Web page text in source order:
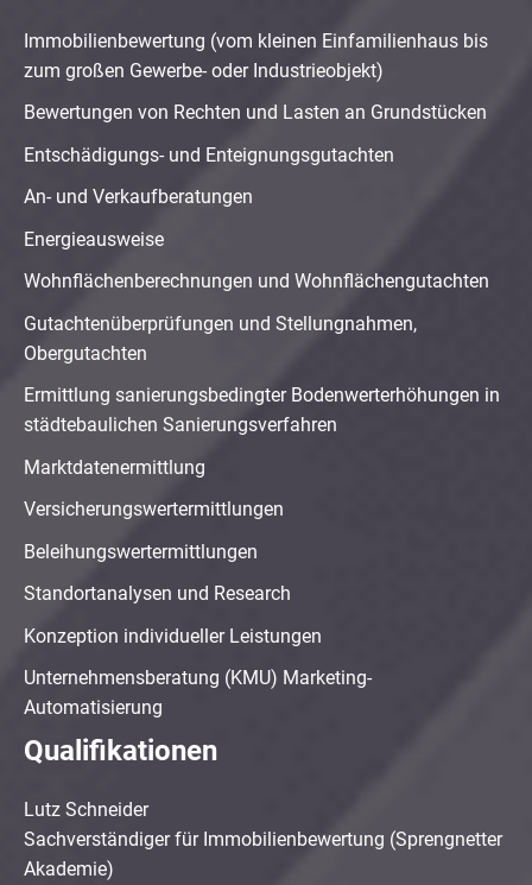
Immobilienbewertung (vom kleinen Einfamilienhaus bis
zum großen Gewerbe- oder Industrieobjekt)
Bewertungen von Rechten und Lasten an Grundstücken
Entschädigungs- und Enteignungsgutachten
An- und Verkaufberatungen
Energieausweise
Wohnflächenberechnungen und Wohnflächengutachten
Gutachtenüberprüfungen und Stellungnahmen,
Obergutachten
Ermittlung sanierungsbedingter Bodenwerterhöhungen in
städtebaulichen Sanierungsverfahren
Marktdatenermittlung
Versicherungswertermittlungen
Beleihungswertermittlungen
Standortanalysen und Research
Konzeption individueller Leistungen
Unternehmensberatung (KMU) Marketing-
Automatisierung
Qualifikationen
Lutz Schneider
Sachverständiger für Immobilienbewertung (Sprengnetter
Akademie)